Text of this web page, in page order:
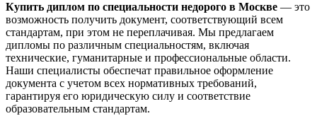
Купить диплом по специальности недорого в Москве — это
возможность получить документ, соответствующий всем
стандартам, при этом не переплачивая. Мы предлагаем
дипломы по различным специальностям, включая
технические, гуманитарные и профессиональные области.
Наши специалисты обеспечат правильное оформление
документа с учетом всех нормативных требований,
гарантируя его юридическую силу и соответствие
образовательным стандартам.